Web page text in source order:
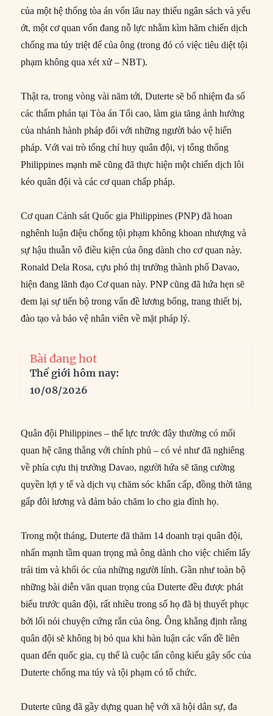
của một hệ thống tòa án vốn lâu nay thiếu ngân sách và yếu
ớt, một cơ quan vốn đang nỗ lực nhằm kìm hãm chiến dịch
chống ma túy triệt để của ông (trong đó có việc tiêu diệt tội
phạm không qua xét xử – NBT).
Thật ra, trong vòng vài năm tới, Duterte sẽ bổ nhiệm đa số
các thẩm phán tại Tòa án Tối cao, làm gia tăng ảnh hưởng
của nhánh hành pháp đối với những người bảo vệ hiến
pháp. Với vai trò tổng chỉ huy quân đội, vị tổng thống
Philippines mạnh mẽ cũng đã thực hiện một chiến dịch lôi
kéo quân đội và các cơ quan chấp pháp.
Cơ quan Cảnh sát Quốc gia Philippines (PNP) đã hoan
nghênh luận điệu chống tội phạm không khoan nhượng và
sự hậu thuẫn vô điều kiện của ông dành cho cơ quan này.
Ronald Dela Rosa, cựu phó thị trưởng thành phố Davao,
hiện đang lãnh đạo Cơ quan này. PNP cũng đã hứa hẹn sẽ
đem lại sự tiến bộ trong vấn đề lương bổng, trang thiết bị,
đào tạo và bảo vệ nhân viên về mặt pháp lý.
Bài đang hot
Thế giới hôm nay:
10/08/2026
Quân đội Philippines – thế lực trước đây thường có mối
quan hệ căng thẳng với chính phủ – có vẻ như đã nghiêng
về phía cựu thị trưởng Davao, người hứa sẽ tăng cường
quyền lợi y tế và dịch vụ chăm sóc khẩn cấp, đồng thời tăng
gấp đôi lương và đảm bảo chăm lo cho gia đình họ.
Trong một tháng, Duterte đã thăm 14 doanh trại quân đội,
nhấn mạnh tầm quan trọng mà ông dành cho việc chiếm lấy
trái tim và khối óc của những người lính. Gần như toàn bộ
những bài diễn văn quan trọng của Duterte đều được phát
biểu trước quân đội, rất nhiều trong số họ đã bị thuyết phục
bởi lối nói chuyện cứng rắn của ông. Ông khẳng định rằng
quân đội sẽ không bị bỏ qua khi bàn luận các vấn đề liên
quan đến quốc gia, cụ thể là cuộc tấn công kiểu gây sốc của
Duterte chống ma túy và tội phạm có tổ chức.
Duterte cũng đã gầy dựng quan hệ với xã hội dân sự, đa